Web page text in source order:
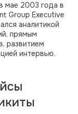
мае 2003 года в
Group Executive
аналитикой
прямым
развитием
интервью.